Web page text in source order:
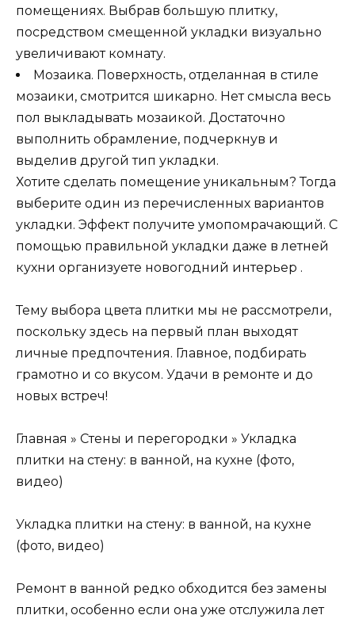
помещениях. Выбрав большую плитку,
посредством смещенной укладки визуально
увеличивают комнату.
Мозаика. Поверхность, отделанная в стиле
мозаики, смотрится шикарно. Нет смысла весь
пол выкладывать мозаикой. Достаточно
выполнить обрамление, подчеркнув и
выделив другой тип укладки.
Хотите сделать помещение уникальным? Тогда
выберите один из перечисленных вариантов
укладки. Эффект получите умопомрачающий. С
помощью правильной укладки даже в летней
кухни организуете новогодний интерьер .
Тему выбора цвета плитки мы не рассмотрели,
поскольку здесь на первый план выходят
личные предпочтения. Главное, подбирать
грамотно и со вкусом. Удачи в ремонте и до
новых встреч!
Главная » Стены и перегородки » Укладка
плитки на стену: в ванной, на кухне (фото,
видео)
Укладка плитки на стену: в ванной, на кухне
(фото, видео)
Ремонт в ванной редко обходится без замены
плитки, особенно если она уже отслужила лет